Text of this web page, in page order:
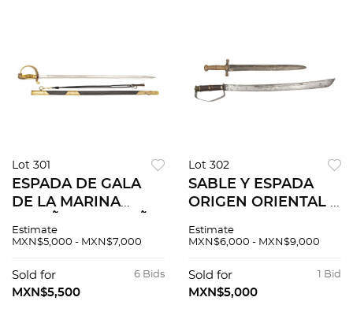
Lot 301
ESPADA DE GALA
DE LA MARINA
SIGLO XX. FÁBRICA
Elaborada con hoja
de acero,
Estimate
MXN$5,000 - MXN$7,000
6 Bids
Sold for
MXN$5,500
Lot 302
SABLE Y ESPADA
ORIGEN ORIENTAL Y
XIX Sable elaborado
empuñadura de
madera y guarnición
Estimate
MXN$6,000 - MXN$9,000
1 Bid
Sold for
MXN$5,000